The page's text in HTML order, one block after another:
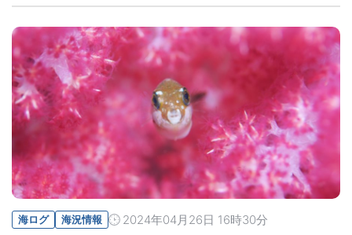
海ログ 海況情報 2024年04月26日 16時30分